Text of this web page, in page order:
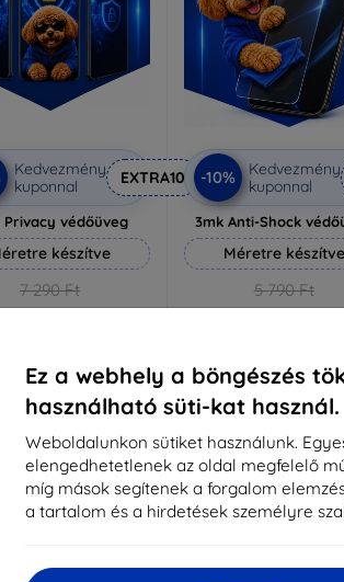
Ez a webhely a böngészés
használható süti-kat használ.
Weboldalunkon sütiket használunk.
elengedhetetlenek az oldal megfelelő
míg mások segítenek a forgalom
a tartalom és a hirdetések személyre
Kedvezmény
kuponnal
EXTRA10
Privacy védőüveg
készítve
7 290 Ft
6 561 Ft
-10%
Kedvezmény
kuponnal
3mk Anti-Shock
Méretre készítve
5 790 Ft
5 211 Ft